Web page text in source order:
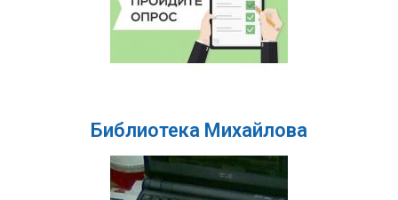
Библиотека Михайлова